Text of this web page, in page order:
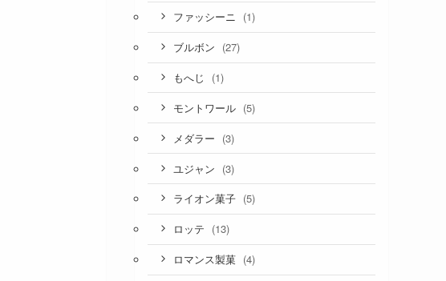
ファッシーニ (1)
ブルボン (27)
もへじ (1)
モントワール (5)
メダラー (3)
ユジャン (3)
ライオン菓子 (5)
ロッテ (13)
ロマンス製菓 (4)